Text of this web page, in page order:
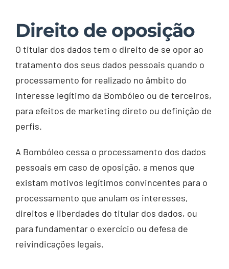
Direito de oposição
O titular dos dados tem o direito de se opor ao
tratamento dos seus dados pessoais quando o
processamento for realizado no âmbito do
interesse legítimo da Bombóleo ou de terceiros,
para efeitos de marketing direto ou definição de
perfis.
A Bombóleo cessa o processamento dos dados
pessoais em caso de oposição, a menos que
existam motivos legítimos convincentes para o
processamento que anulam os interesses,
direitos e liberdades do titular dos dados, ou
para fundamentar o exercício ou defesa de
reivindicações legais.